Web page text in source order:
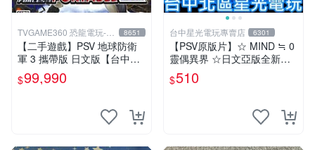
TVGAME360 恐龍電玩-台
中店
8651
【二手遊戲】PSV 地球防衛
軍 3 攜帶版 日文版【台中恐
龍電玩】
$99,990
台中星光電玩專賣店 6301
【PSV原版片】☆ MIND ≒ 0
靈偶異界 ☆日文亞版全新品
【特價優惠】台中星光電玩
$510